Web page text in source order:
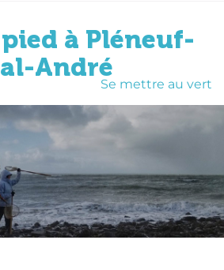
Se mettre au vert
pied à Pléneuf-
André